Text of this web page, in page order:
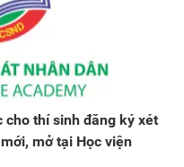
thí sinh đăng ký xét
mở tại Học viện